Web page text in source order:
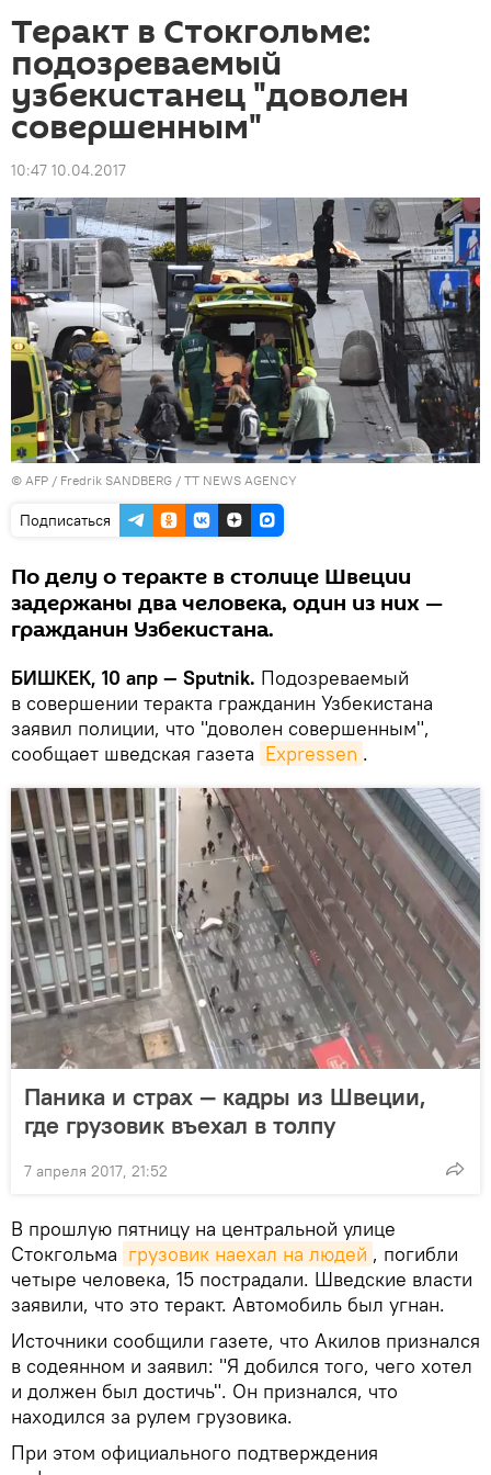
Теракт в Стокгольме:
подозреваемый
узбекистанец "доволен
совершенным"
10:47 10.04.2017
© AFP / Fredrik SANDBERG / TT NEWS AGENCY
Подписаться
По делу о теракте в столице Швеции
задержаны два человека, один из них —
гражданин Узбекистана.
БИШКЕК, 10 апр — Sputnik. Подозреваемый
в совершении теракта гражданин Узбекистана
заявил полиции, что "доволен совершенным",
сообщает шведская газета Expressen .
Паника и страх — кадры из Швеции,
где грузовик въехал в толпу
7 апреля 2017, 21:52
В прошлую пятницу на центральной улице
Стокгольма грузовик наехал на людей , погибли
четыре человека, 15 пострадали. Шведские власти
заявили, что это теракт. Автомобиль был угнан.
Источники сообщили газете, что Акилов признался
в содеянном и заявил: "Я добился того, чего хотел
и должен был достичь". Он признался, что
находился за рулем грузовика.
При этом официального подтверждения